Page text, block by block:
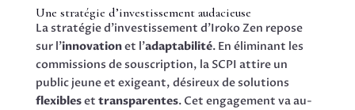
Une stratégie d’investissement audacieuse
La stratégie d’investissement d’Iroko Zen repose
sur l’innovationet l’adaptabilité. En éliminant les
commissions de souscription, la SCPI attire un
public jeune et exigeant, désireux de solutions
flexibleset transparentes. Cet engagement va au-